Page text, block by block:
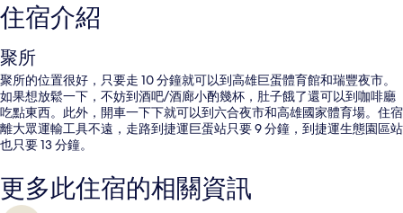
住宿介紹
聚所
聚所的位置很好，只要走 10 分鐘就可以到高雄巨蛋體育館和瑞豐夜市。
如果想放鬆一下，不妨到酒吧/酒廊小酌幾杯，肚子餓了還可以到咖啡廳
吃點東西。此外，開車一下下就可以到六合夜市和高雄國家體育場。住宿
離大眾運輸工具不遠，走路到捷運巨蛋站只要 9 分鐘，到捷運生態園區站
也只要 13 分鐘。
更多此住宿的相關資訊